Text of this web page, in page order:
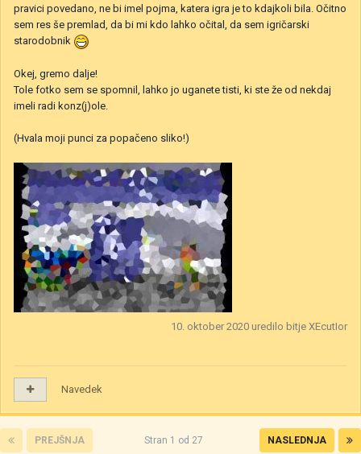
pravici povedano, ne bi imel pojma, katera igra je to kdajkoli bila. Očitno
sem res še premlad, da bi mi kdo lahko očital, da sem igričarski
starodobnik
Okej, gremo dalje!
Tole fotko sem se spomnil, lahko jo uganete tisti, ki ste že od nekdaj
imeli radi konz(j)ole.
(Hvala moji punci za popačeno sliko!)
10. oktober 2020 uredilo bitje XEcutIor
Navedek
PREJŠNJA NASLEDNJA
Stran 1 od 27